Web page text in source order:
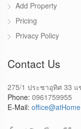
Add Property
Pricing
Privacy Policy
Contact Us
275/1 ประชาอุทิศ 33 แ
Phone: 0961759955
E-Mail: